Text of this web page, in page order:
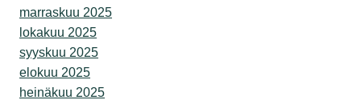
marraskuu 2025
lokakuu 2025
syyskuu 2025
elokuu 2025
heinäkuu 2025